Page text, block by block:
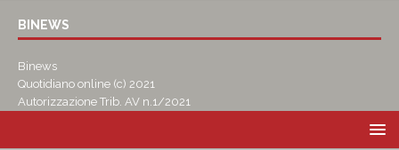
BINEWS
Binews
Quotidiano online (c) 2021
Autorizzazione Trib. AV n.1/2021